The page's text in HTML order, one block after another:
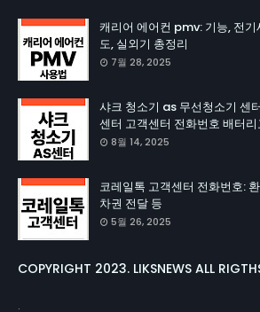
캐리어 에어컨 pmv: 기능, 전기
도, 실외기 총정리
7월 28, 2025
샤크 청소기 as 무선청소기 센
센터 고객센터 전화번호 배터리
8월 14, 2025
코레일톡 고객센터 전화번호:
차권 전달 등
5월 26, 2025
COPYRIGHT 2023. LIKSNEWS ALL
.